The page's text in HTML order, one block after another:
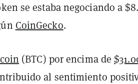
se estaba negociando a
CoinGecko.
(BTC) por encima de
al sentimiento